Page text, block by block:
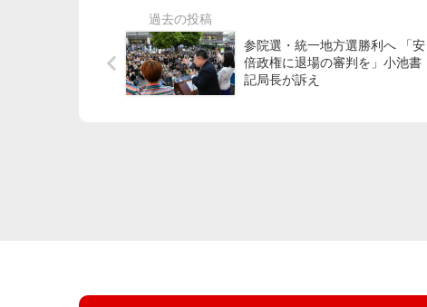
参院選・統一地方選勝利へ 「安
倍政権に退場の審判を」小池書
記局長が訴え